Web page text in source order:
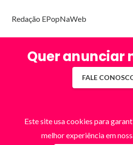
Redação EPopNaWeb
Quer anunciar
FALE
Este site usa cookies para
melhor experiência em